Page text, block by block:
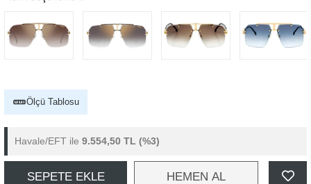
Ölçü Tablosu
Havale/EFT ile 9.554,50 TL (%3)
SEPETE EKLE HEMEN AL